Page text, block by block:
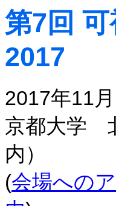
第7回
2017
2017年11
京都大学
内）
(会場への